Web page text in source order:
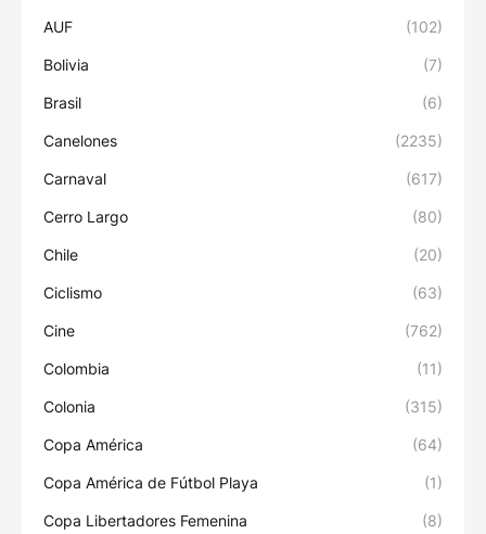
AUF (102)
Bolivia (7)
Brasil (6)
Canelones (2235)
Carnaval (617)
Cerro Largo (80)
Chile (20)
Ciclismo (63)
Cine (762)
Colombia (11)
Colonia (315)
Copa América (64)
Copa América de Fútbol Playa (1)
Copa Libertadores Femenina (8)